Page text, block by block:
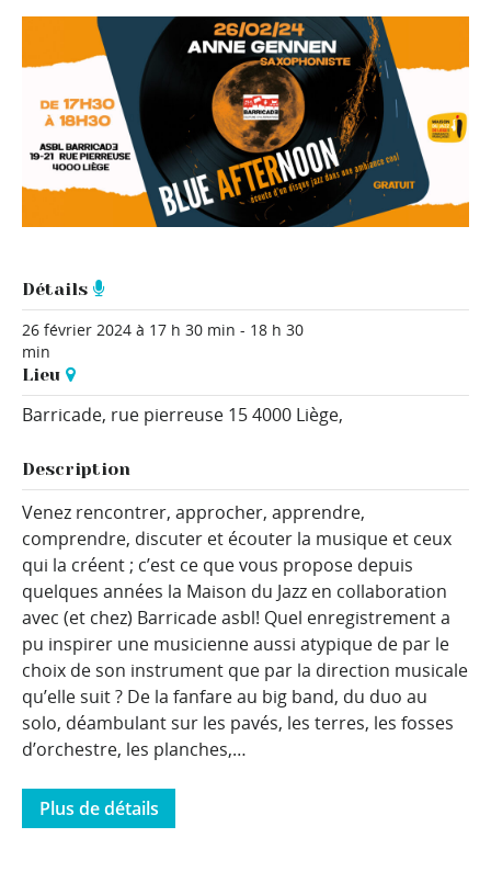
Détails
26 février 2024 à 17 h 30 min - 18 h 30
min
Lieu
Barricade, rue pierreuse 154000 Liège,
Description
Venez rencontrer, approcher, apprendre,
comprendre, discuter et écouter la musique et ceux
qui la créent ; c’est ce que vous propose depuis
quelques années la Maison du Jazz en collaboration
avec (et chez) Barricade asbl! Quel enregistrement a
pu inspirer une musicienne aussi atypique de par le
choix de son instrument que par la direction musicale
qu’elle suit ? De la fanfare au big band, du duo au
solo, déambulant sur les pavés, les terres, les fosses
d’orchestre, les planches,…
Plus de détails